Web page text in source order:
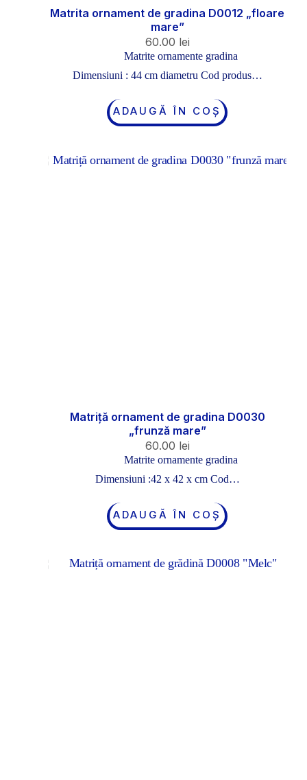
Matrita ornament de gradina D0012 „floare
mare”
60.00 lei
Matrite ornamente gradina
Dimensiuni : 44 cm diametru Cod produs…
ADAUGĂ ÎN COȘ
Matriță ornament de gradina D0030
„frunză mare”
60.00 lei
Matrite ornamente gradina
Dimensiuni :42 x 42 x cm Cod…
ADAUGĂ ÎN COȘ